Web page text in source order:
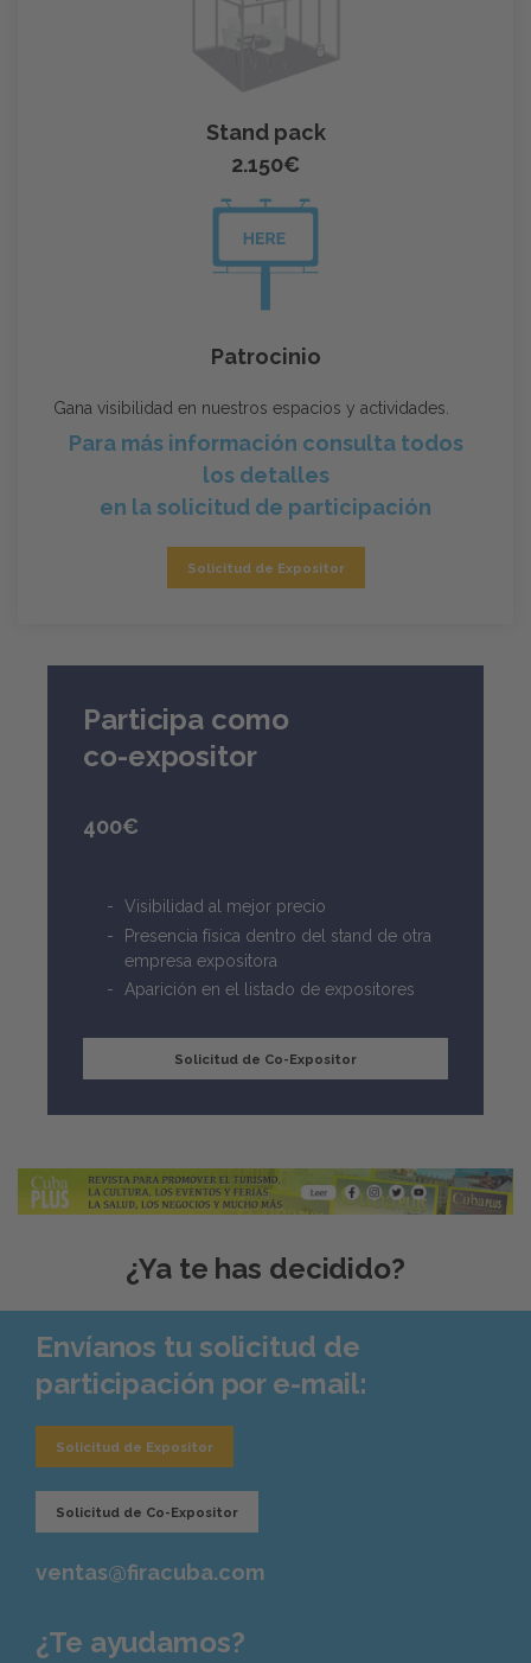
Stand pack
2.150€
Patrocinio
Gana visibilidad en nuestros espacios y actividades.
Para más información consulta todos
los detalles
en la solicitud de participación
Solicitud de Expositor
Participa como
co-expositor
400€
Visibilidad al mejor precio
Presencia física dentro del stand de otra
empresa expositora
Aparición en el listado de expositores
Solicitud de Co-Expositor
¿Ya te has decidido?
Envíanos tu solicitud de
participación por e-mail:
Solicitud de Expositor
Solicitud de Co-Expositor
ventas@firacuba.com
¿Te ayudamos?